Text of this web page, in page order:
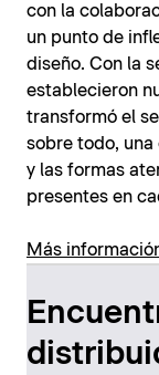
con la
un punto de
diseño. Con la
establecieron
transformó el
sobre todo,
y las formas
presentes en
Más